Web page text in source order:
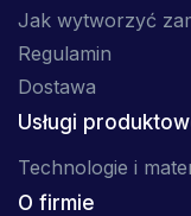
Jak wytworzyć
Regulamin
Dostawa
Usługi
Technologie i
O firmie